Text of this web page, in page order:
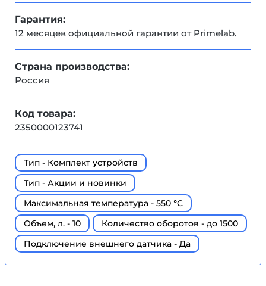
Гарантия:
12 месяцев официальной гарантии от Primelab.
Страна производства:
Россия
Код товара:
2350000123741
Тип - Комплект устройств
Тип - Акции и новинки
Максимальная температура - 550 °C
Объем, л. - 10
Количество оборотов - до 1500
Подключение внешнего датчика - Да